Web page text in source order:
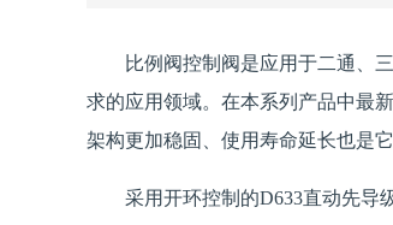
比例阀控制阀是应用于二通、
求的应用领域。在本系列产品中最
架构更加稳固、使用寿命延长也是
采用开环控制的D633直动先导